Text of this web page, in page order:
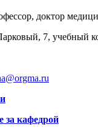
доктор
7, учебный
за кафедрой